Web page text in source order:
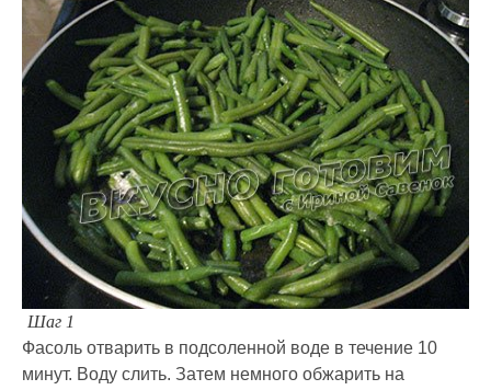
Шаг 1
Фасоль отварить в подсоленной воде в течение 10
минут. Воду слить. Затем немного обжарить на